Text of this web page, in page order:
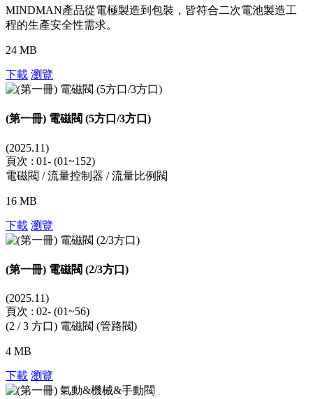
MINDMAN產品從電極製造到包裝，皆符合二次電池製造工
程的生產安全性需求。
24 MB
下載 瀏覽
(第一冊) 電磁閥 (5方口/3方口)
(2025.11)
頁次 : 01- (01~152)
電磁閥 / 流量控制器 / 流量比例閥
16 MB
下載 瀏覽
(第一冊) 電磁閥 (2/3方口)
(2025.11)
頁次 : 02- (01~56)
(2 / 3 方口) 電磁閥 (管路閥)
4 MB
下載 瀏覽